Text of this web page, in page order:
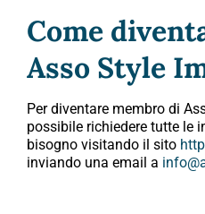
Come
Asso Style
Per diventare membro di
possibile richiedere tutte le
bisogno visitando il sito
inviando una email a